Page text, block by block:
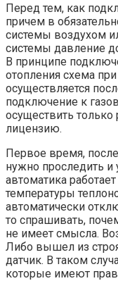
Перед тем, как
причем в
системы воздухом
системы давление
В принципе
отопления схема
осуществляется
подключение к
осуществить
лицензию.
Первое время,
нужно проследить и
автоматика
температуры
автоматически
то спрашивать,
не имеет смысла.
Либо вышел из
датчик. В таком
которые имеют